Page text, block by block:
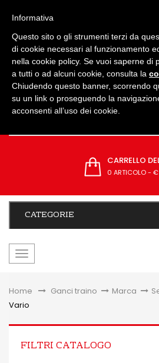
CARRELLO
0 ARTICOLO- €
CATEGORIE
navigazione
Home &gt;Ganci traino > Marca >
Vario
FILTRI CATALOGO
Informativa
Questo sito o gli strumenti terzi da
di cookie necessari al funzionamento
nella cookie policy. Se vuoi saperne di
a tutti o ad alcuni cookie, consulta la
Chiudendo questo banner, scorrendo
su un link o proseguendo la
acconsenti all’uso dei cookie.